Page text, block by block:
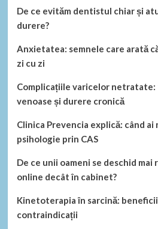
De ce evităm dentistul chiar și
durere?
Anxietatea: semnele care arată
zi cu zi
Complicațiile varicelor netratate:
venoase și durere cronică
Clinica Prevencia explică: când
psihologie prin CAS
De ce unii oameni se deschid
online decât în cabinet?
Kinetoterapia în sarcină:
contraindicații